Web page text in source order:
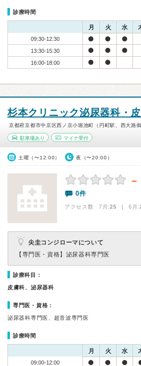
診療時間
月 火 水
09:30-12:30
13:30-15:30
16:00-18:00
杉本クリニック泌尿器科・
京都府京都市中京区西ノ京小堀池町（円町駅、西大路
駐車場あり マイナ受付
土曜（〜12:00） 夜（〜20:00）
－
0件
アクセス数 7月:25 | 6月:
尖圭コンジローマについて
【専門医・資格】 泌尿器科専門医
診療科目：
皮膚科、泌尿器科
専門医・資格：
泌尿器科専門医、超音波専門医
診療時間
月 火 水
09:00-12:00